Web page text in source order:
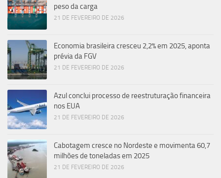
peso da carga
21 DE FEVEREIRO DE 2026
Economia brasileira cresceu 2,2% em 2025, aponta
prévia da FGV
21 DE FEVEREIRO DE 2026
Azul conclui processo de reestruturação financeira
nos EUA
21 DE FEVEREIRO DE 2026
Cabotagem cresce no Nordeste e movimenta 60,7
milhões de toneladas em 2025
21 DE FEVEREIRO DE 2026